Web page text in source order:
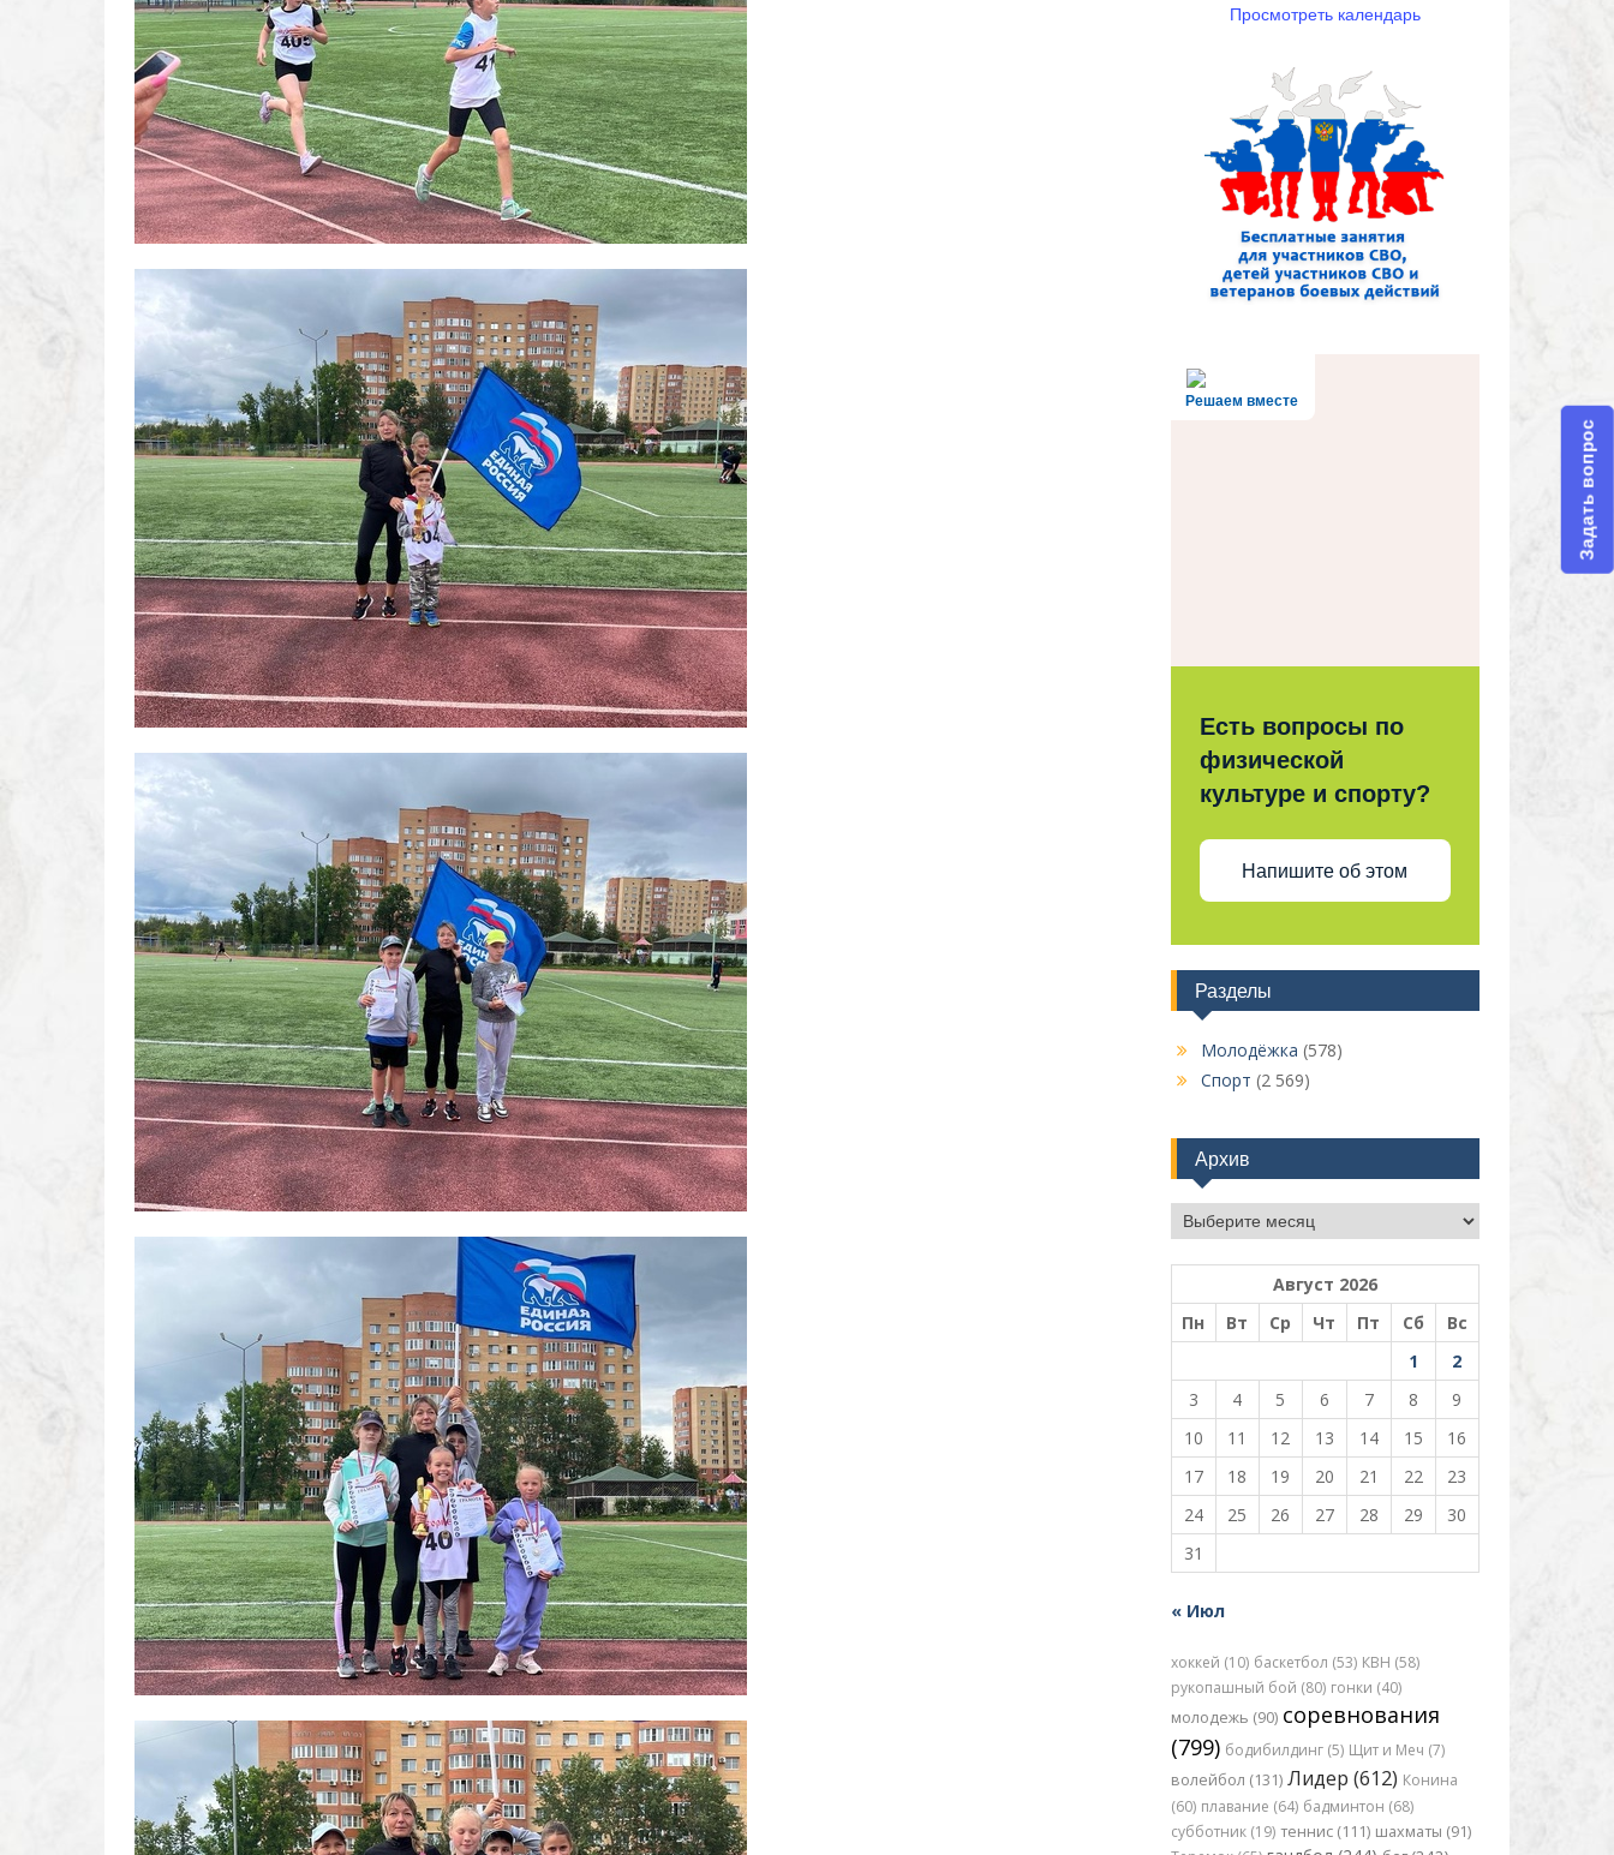
Просмотреть календарь
Решаем вместе
Есть вопросы по
физической
культуре и спорту?
Напишите об этом
Разделы
Молодёжка (578)
Спорт (2 569)
Архив
Архив
Август 2026
Пн
Вт Ср Чт Пт Сб
Вс
1
2
3
4 5 6 7 8
9
10
11 12 13 14 15
16
17
18 19 20 21 22
23
24
25 26 27 28 29
30
31
« Июл
хоккей (10) баскетбол (53) КВН (58)
рукопашный бой (80) гонки (40)
молодежь (90) соревнования
(799) бодибилдинг (5) Щит и Меч (7)
волейбол (131) Лидер (612) Конина
(60) плавание (64) бадминтон (68)
субботник (19) теннис (111) шахматы (91)
Задать вопрос